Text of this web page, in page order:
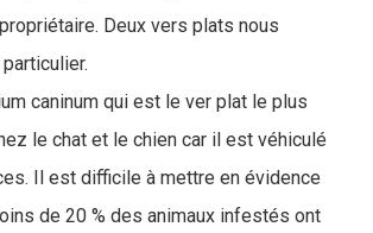
Deux vers plats nous
caninum qui est le ver plat le plus
le chat et le chien car il est véhiculé
Il est difficile à mettre en évidence
de 20 % des animaux infestés ont